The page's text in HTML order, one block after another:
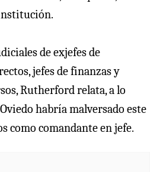
de exjefes de
jefes de finanzas y
Rutherford relata, a lo
habría malversado este
como comandante en jefe.